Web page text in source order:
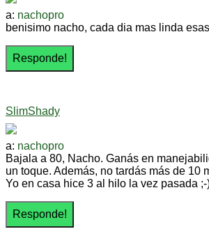
a: nachopro
benisimo nacho, cada dia mas linda
SlimShady
a: nachopro
Bajala a 80, Nacho. Ganás en
un toque. Además, no tardás más de 10
Yo en casa hice 3 al hilo la vez pasada ;-